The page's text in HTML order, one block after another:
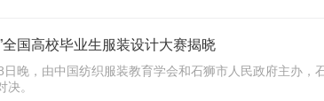
全国高校毕业生服装设计大赛揭晓
晚，由中国纺织服装教育学会和石狮市人民政府主办
。